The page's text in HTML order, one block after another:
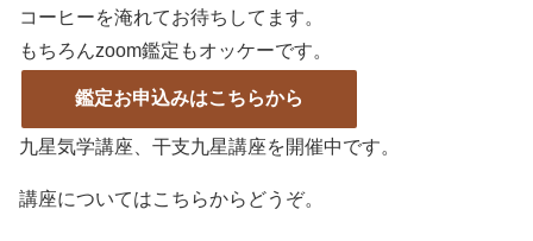
コーヒーを淹れてお待ちしてます。
もちろんzoom鑑定もオッケーです。
鑑定お申込みはこちらから
九星気学講座、干支九星講座を開催中です。
講座についてはこちらからどうぞ。